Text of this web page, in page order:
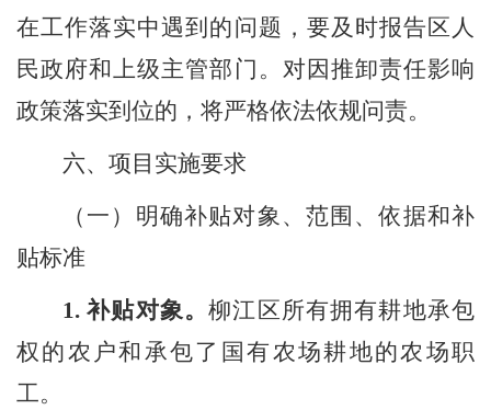
在工作落实中遇到的问题，要及时报告区人
民政府和上级主管部门。对因推卸责任影响
政策落实到位的，将严格依法依规问责。
六、项目实施要求
（ 一 ）明确补贴对象、范围、依据和补
贴标准
1.补贴对象。柳江区所有拥有耕地承包
权的农户和承包了国有农场耕地的农场职
工。